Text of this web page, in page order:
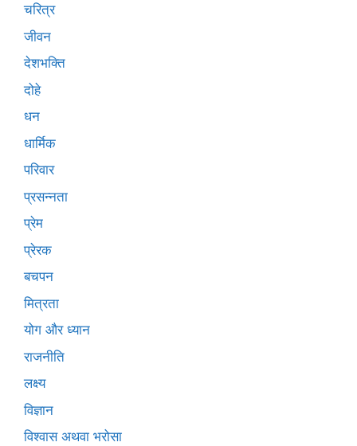
चरित्र
जीवन
देशभक्ति
दोहे
धन
धार्मिक
परिवार
प्रसन्नता
प्रेम
प्रेरक
बचपन
मित्रता
योग और ध्यान
राजनीति
लक्ष्य
विज्ञान
विश्वास अथवा भरोसा